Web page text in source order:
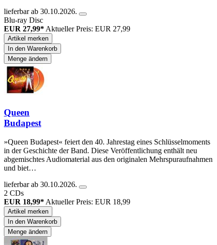
lieferbar ab 30.10.2026.
Blu-ray Disc
EUR 27,99* Aktueller Preis: EUR 27,99
Artikel merken
In den Warenkorb
Menge ändern
Queen
Budapest
»Queen Budapest« feiert den 40. Jahrestag eines Schlüsselmoments
in der Geschichte der Band. Diese Veröffentlichung enthält neu
abgemischtes Audiomaterial aus den originalen Mehrspuraufnahmen
und biet…
lieferbar ab 30.10.2026.
2 CDs
EUR 18,99* Aktueller Preis: EUR 18,99
Artikel merken
In den Warenkorb
Menge ändern